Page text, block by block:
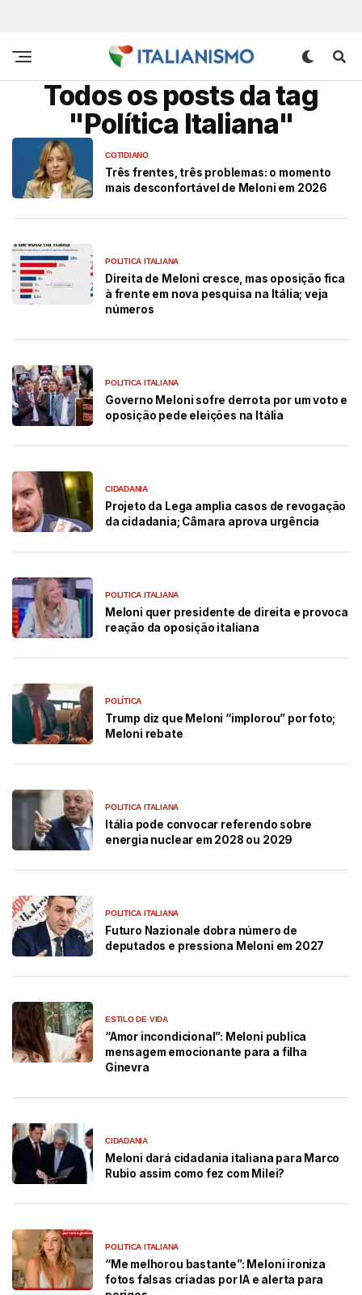
Todos os posts da tag
"Política Italiana"
COTIDIANO
Três frentes, três problemas: o momento
mais desconfortável de Meloni em 2026
POLITICA ITALIANA
Direita de Meloni cresce, mas oposição fica
à frente em nova pesquisa na Itália; veja
números
POLITICA ITALIANA
Governo Meloni sofre derrota por um voto e
oposição pede eleições na Itália
CIDADANIA
Projeto da Lega amplia casos de revogação
da cidadania; Câmara aprova urgência
POLITICA ITALIANA
Meloni quer presidente de direita e provoca
reação da oposição italiana
POLÍTICA
Trump diz que Meloni “implorou” por foto;
Meloni rebate
POLITICA ITALIANA
Itália pode convocar referendo sobre
energia nuclear em 2028 ou 2029
POLITICA ITALIANA
Futuro Nazionale dobra número de
deputados e pressiona Meloni em 2027
ESTILO DE VIDA
“Amor incondicional”: Meloni publica
mensagem emocionante para a filha
Ginevra
CIDADANIA
Meloni dará cidadania italiana para Marco
Rubio assim como fez com Milei?
POLITICA ITALIANA
“Me melhorou bastante”: Meloni ironiza
fotos falsas criadas por IA e alerta para